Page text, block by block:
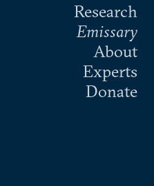
Research
Emissary
About
Experts
Donate